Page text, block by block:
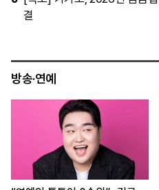
죄송”
방송·연예